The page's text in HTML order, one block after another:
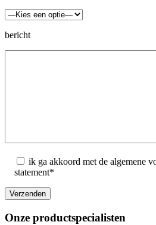
bericht
ik ga akkoord met de algemene
statement*
Onze productspecialisten